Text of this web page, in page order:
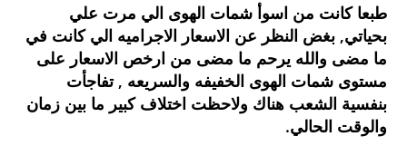
طبعا كانت من اسوأ شمات الهوى الي مرت علي
بحياتي, بغض النظر عن الاسعار الاجراميه الي كانت في
ما مضى والله يرحم ما مضى من ارخص الاسعار على
مستوى شمات الهوى الخفيفه والسريعه , تفاجأت
بنفسية الشعب هناك ولاحظت اختلاف كبير ما بين زمان
والوقت الحالي.